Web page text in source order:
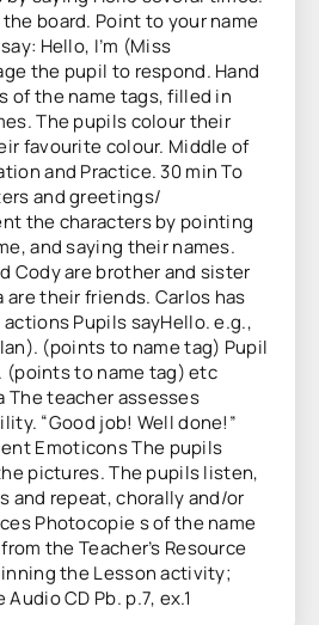
board. Point to your name
Hello, I’m (Miss
the pupil to respond. Hand
of the name tags, filled in
The pupils colour their
favourite colour. Middle of
and Practice. 30 min To
and greetings/
the characters by pointing
and saying their names.
Cody are brother and sister
are their friends. Carlos has
Pupils sayHello. e.g.,
(points to name tag) Pupil
(points to name tag) etc
teacher assesses
“Good job! Well done!”
Emoticons The pupils
pictures. The pupils listen,
and repeat, chorally and/or
Photocopie s of the name
the Teacher’s Resource
the Lesson activity;
CD Pb. p.7, ex.1